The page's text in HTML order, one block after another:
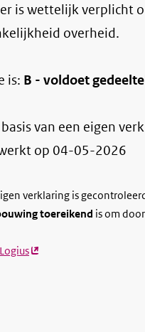
is wettelijk verplicht
overheid.
is: B - voldoet
van een eigen
op 04-05-2026
verklaring is
toereikend is om
(externe